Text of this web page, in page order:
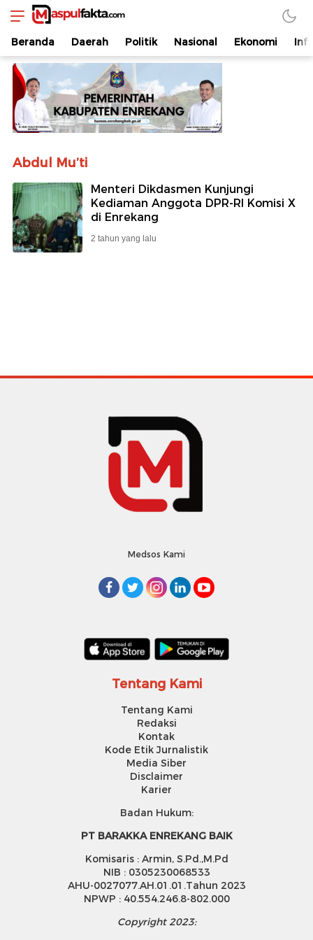
maspulfakta.com
Lokal Mendunia
Beranda Daerah Politik Nasional Ekonomi
Abdul Mu’ti
Menteri Dikdasmen Kunjungi
Kediaman Anggota DPR-RI Komisi X
di Enrekang
2 tahun yang lalu
Medsos Kami
Tentang Kami
Tentang Kami
Redaksi
Kontak
Kode Etik Jurnalistik
Media Siber
Disclaimer
Karier
Badan Hukum:
PT BARAKKA ENREKANG BAIK
Komisaris : Armin, S.Pd.,M.Pd
NIB : 0305230068533
AHU-0027077.AH.01.01.Tahun 2023
NPWP : 40.554.246.8-802.000
Copyright 2023: